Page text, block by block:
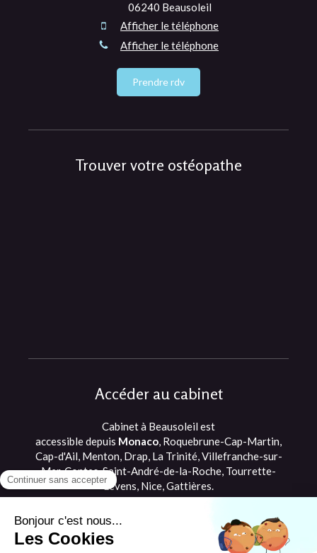
06240 Beausoleil
Afficher le téléphone
Afficher le téléphone
Prendre rdv
Trouver votre ostéopathe
Accéder au cabinet
Cabinet à Beausoleil est
accessible depuis Monaco, Roquebrune-Cap-Martin,
Cap-d'Ail, Menton, Drap, La Trinité, Villefranche-sur-
Mer, Contes, Saint-André-de-la-Roche, Tourrette-
Levens, Nice, Gattières.
Beausoleil, proche de Monaco et Cap d'Ail